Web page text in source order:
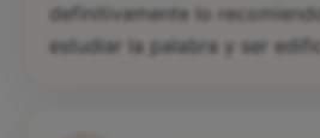
definitivamente lo
estudiar la palabra y ser